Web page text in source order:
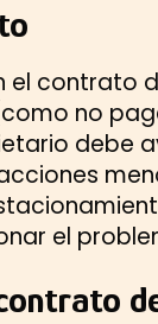
el contrato
no
debe
el